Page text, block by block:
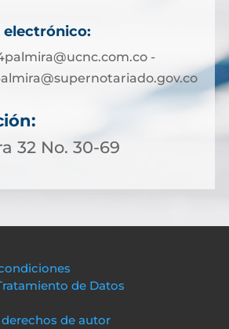
electrónico:
-
32 No. 30-69
de Datos
derechos de autor